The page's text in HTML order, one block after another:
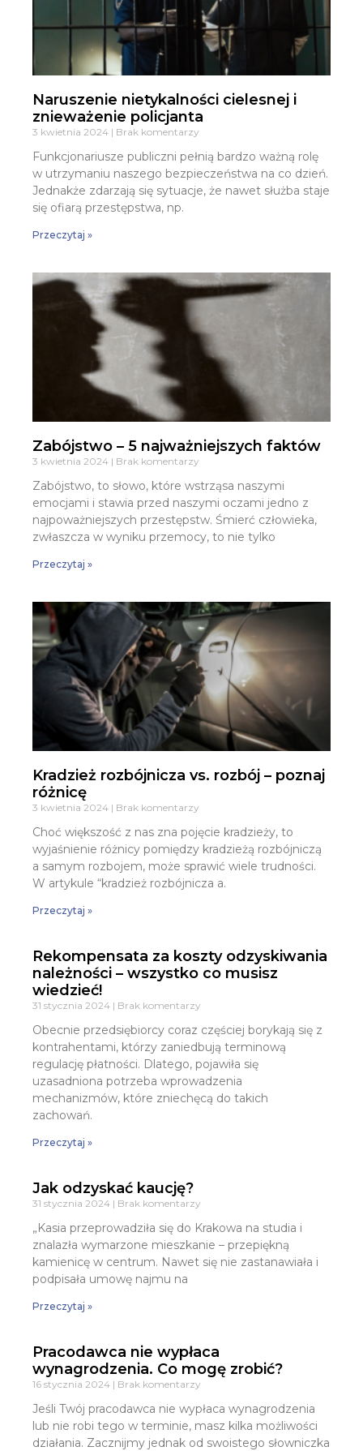
Naruszenie nietykalności cielesnej i
znieważenie policjanta
3 kwietnia 2024 Brak komentarzy
Funkcjonariusze publiczni pełnią bardzo ważną rolę
w utrzymaniu naszego bezpieczeństwa na co dzień.
Jednakże zdarzają się sytuacje, że nawet służba staje
się ofiarą przestępstwa, np.
Przeczytaj »
Zabójstwo – 5 najważniejszych faktów
3 kwietnia 2024 Brak komentarzy
Zabójstwo, to słowo, które wstrząsa naszymi
emocjami i stawia przed naszymi oczami jedno z
najpoważniejszych przestępstw. Śmierć człowieka,
zwłaszcza w wyniku przemocy, to nie tylko
Przeczytaj »
Kradzież rozbójnicza vs. rozbój – poznaj
różnicę
3 kwietnia 2024 Brak komentarzy
Choć większość z nas zna pojęcie kradzieży, to
wyjaśnienie różnicy pomiędzy kradzieżą rozbójniczą
a samym rozbojem, może sprawić wiele trudności.
W artykule “kradzież rozbójnicza a.
Przeczytaj »
Rekompensata za koszty odzyskiwania
należności – wszystko co musisz
wiedzieć!
31 stycznia 2024 Brak komentarzy
Obecnie przedsiębiorcy coraz częściej borykają się z
kontrahentami, którzy zaniedbują terminową
regulację płatności. Dlatego, pojawiła się
uzasadniona potrzeba wprowadzenia
mechanizmów, które zniechęcą do takich
zachowań.
Przeczytaj »
Jak odzyskać kaucję?
31 stycznia 2024 Brak komentarzy
„Kasia przeprowadziła się do Krakowa na studia i
znalazła wymarzone mieszkanie – przepiękną
kamienicę w centrum. Nawet się nie zastanawiała i
podpisała umowę najmu na
Przeczytaj »
Pracodawca nie wypłaca
wynagrodzenia. Co mogę zrobić?
16 stycznia 2024 Brak komentarzy
Jeśli Twój pracodawca nie wypłaca wynagrodzenia
lub nie robi tego w terminie, masz kilka możliwości
działania. Zacznijmy jednak od swoistego słowniczka